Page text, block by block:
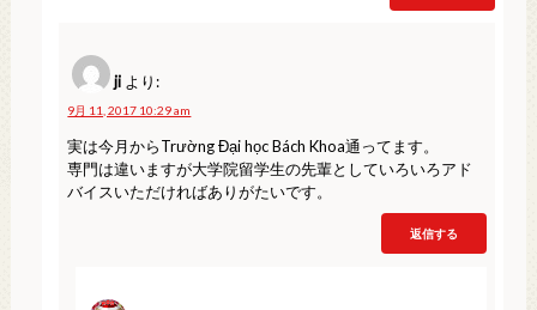
ji より:
9月 11, 2017 10:29 am
実は今月からTrường Đại học Bách Khoa通ってます。
専門は違いますが大学院留学生の先輩としていろいろアド
バイスいただければありがたいです。
返信する